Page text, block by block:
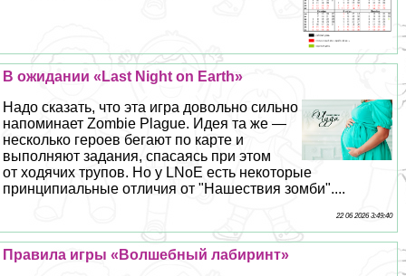
В ожидании «Last Night on Earth»
Надо сказать, что эта игра довольно сильно
напоминает Zombie Plague. Идея та же —
несколько героев бегают по карте и
выполняют задания, спасаясь при этом
от ходячих трупов. Но у LNoE есть некоторые
принципиальные отличия от "Нашествия зомби"....
22 06 2026 3:49:40
Правила игры «Волшебный лабиринт»